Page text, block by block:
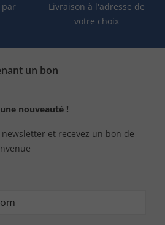
par
Livraison à l'adresse de
votre choix
un bon
nouveauté !
et recevez un bon de